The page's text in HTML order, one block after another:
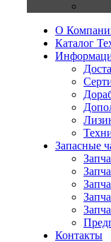
О
Каталог
Запасные
Контакты